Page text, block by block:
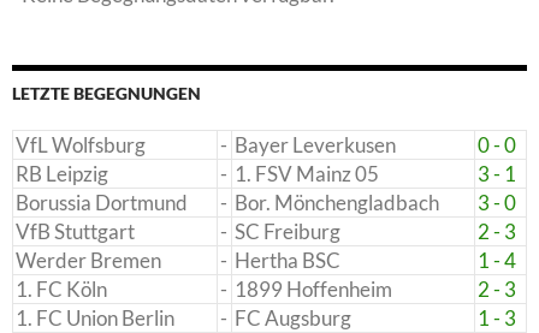
LETZTE BEGEGNUNGEN
VfL Wolfsburg - Bayer Leverkusen
0 - 0
RB Leipzig
- 1. FSV Mainz 05
3 - 1
Borussia Dortmund
- Bor. Mönchengladbach
3 - 0
VfB Stuttgart
- SC Freiburg
2 - 3
Werder Bremen
- Hertha BSC
1 - 4
1. FC Köln
- 1899 Hoffenheim
2 - 3
1. FC Union Berlin
- FC Augsburg
1 - 3